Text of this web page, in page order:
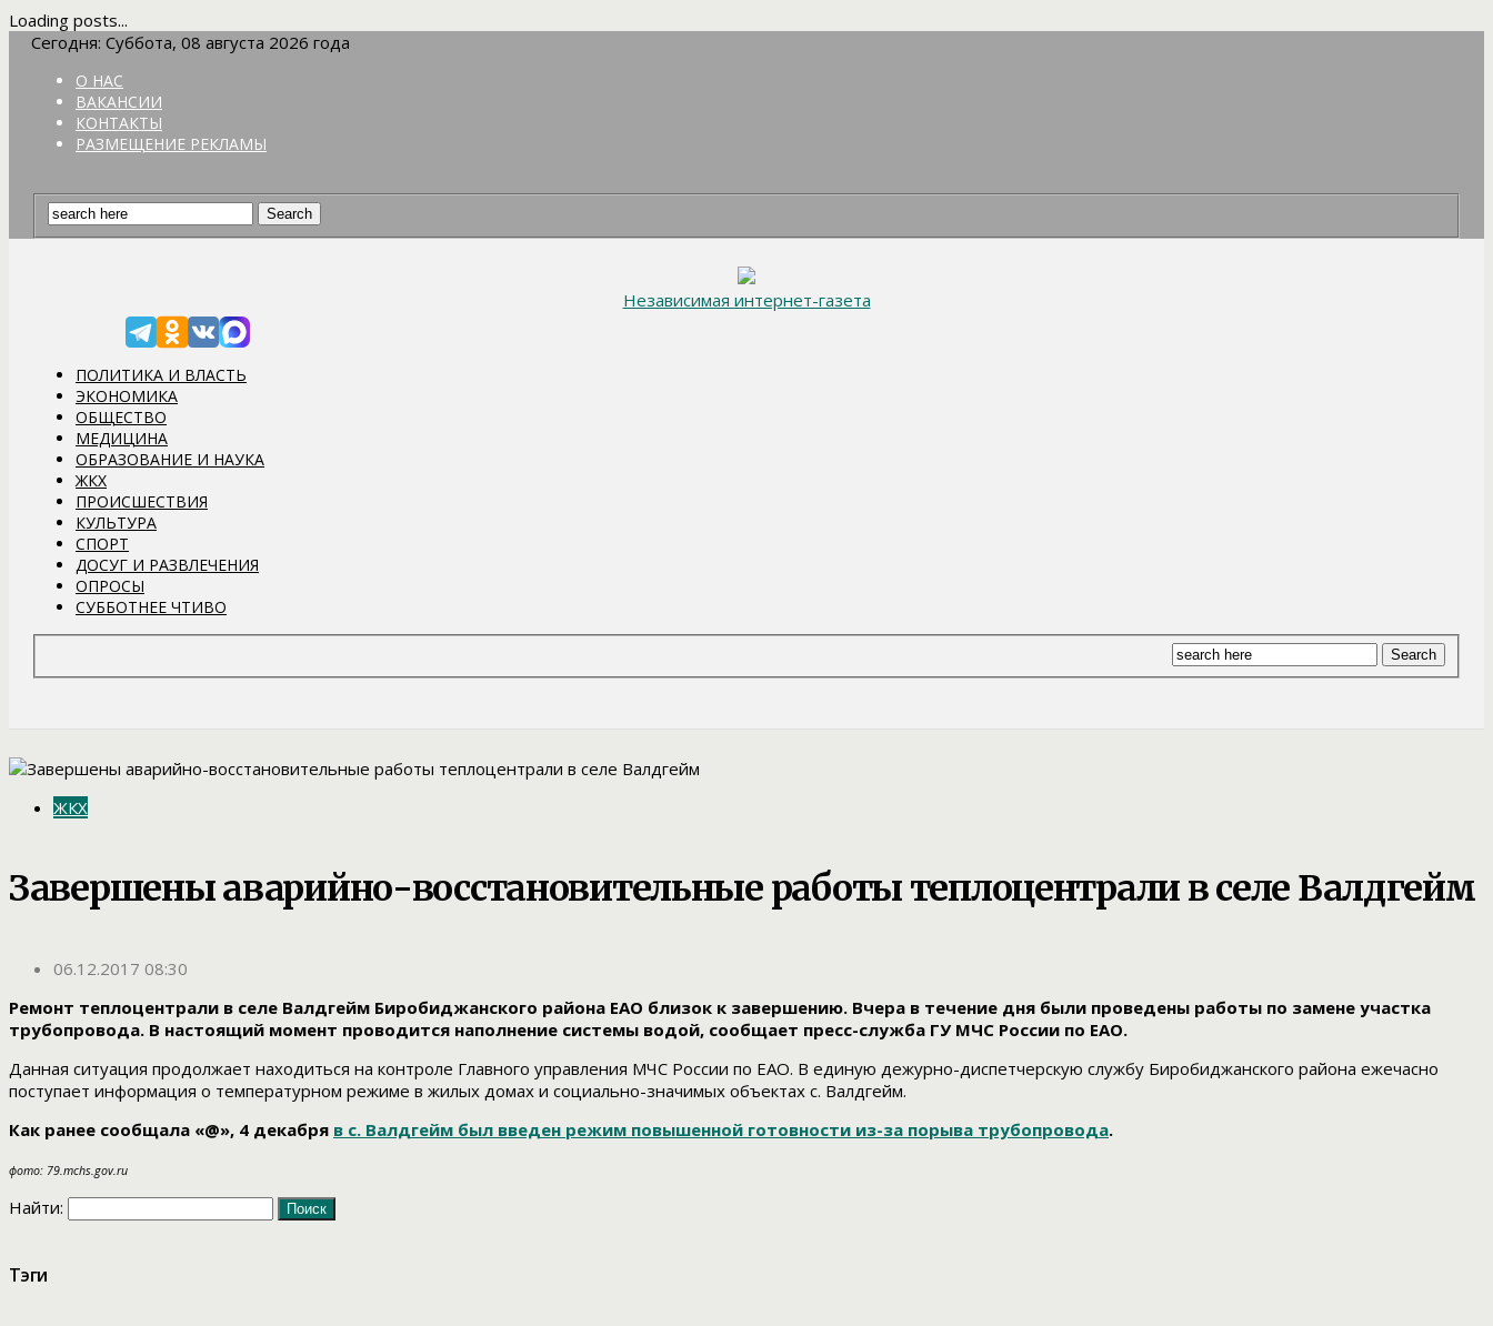
Loading posts...
Сегодня: Суббота, 08 августа 2026 года
О НАС
ВАКАНСИИ
КОНТАКТЫ
РАЗМЕЩЕНИЕ РЕКЛАМЫ
Независимая интернет-газета
ПОЛИТИКА И ВЛАСТЬ
ЭКОНОМИКА
ОБЩЕСТВО
МЕДИЦИНА
ОБРАЗОВАНИЕ И НАУКА
ЖКХ
ПРОИСШЕСТВИЯ
КУЛЬТУРА
СПОРТ
ДОСУГ И РАЗВЛЕЧЕНИЯ
ОПРОСЫ
СУББОТНЕЕ ЧТИВО
ЖКХ
Завершены аварийно-восстановительные работы теплоцентрали в селе Валдгейм
06.12.2017 08:30
Ремонт теплоцентрали в селе Валдгейм Биробиджанского района ЕАО близок к завершению. Вчера в течение дня были проведены работы по замене участка
трубопровода. В настоящий момент проводится наполнение системы водой, сообщает пресс-служба ГУ МЧС России по ЕАО.
Данная ситуация продолжает находиться на контроле Главного управления МЧС России по ЕАО. В единую дежурно-диспетчерскую службу Биробиджанского района ежечасно
поступает информация о температурном режиме в жилых домах и социально-значимых объектах с. Валдгейм.
Как ранее сообщала «@», 4 декабря в с. Валдгейм был введен режим повышенной готовности из-за порыва трубопровода.
фото: 79.mchs.gov.ru
Найти:
Тэги